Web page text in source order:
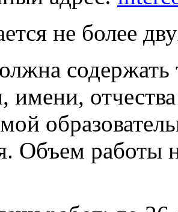
не более
Объем работы